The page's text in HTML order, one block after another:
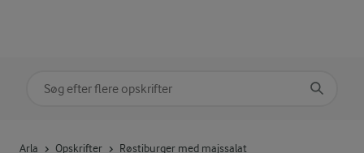
Arla Opskrifter Røstiburger med majssalat
Søg på kategori